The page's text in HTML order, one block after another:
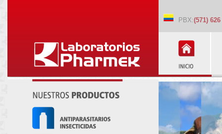
PBX:(571)